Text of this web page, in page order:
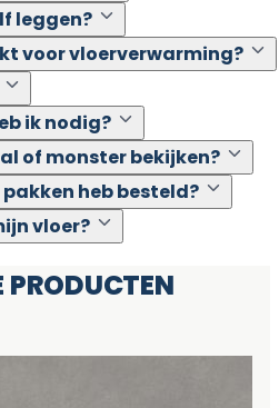
leggen?
voor vloerverwarming?
ik nodig?
of monster bekijken?
heb besteld?
vloer?
PRODUCTEN